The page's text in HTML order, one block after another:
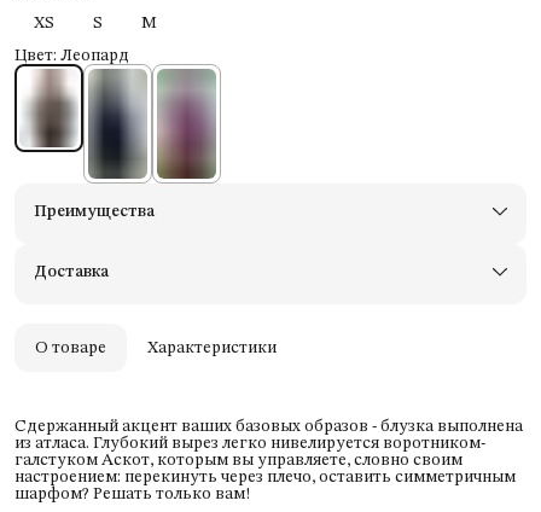
XS
S
M
Цвет: Леопард
Преимущества
Оплата — картой, СБП или наличными
Доставка
О товаре Характеристики
Сдержанный акцент ваших базовых образов - блузка выполнена
из атласа. Глубокий вырез легко нивелируется воротником-
галстуком Аскот, которым вы управляете, словно своим
настроением: перекинуть через плечо, оставить симметричным
шарфом? Решать только вам!